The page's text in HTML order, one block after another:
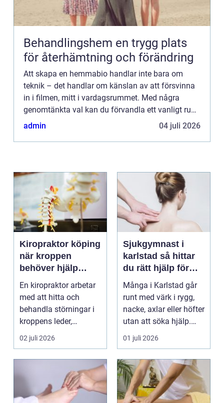
Behandlingshem en trygg plats
för återhämtning och förändring
Att skapa en hemmabio handlar inte bara om
teknik – det handlar om känslan av att försvinna
in i filmen, mitt i vardagsrummet. Med några
genomtänkta val kan du förvandla ett vanligt rum
till en plats där ljud, bil...
admin 04 juli 2026
Kiropraktor köping
när kroppen
behöver hjälp
tillbaka
En kiropraktor arbetar
med att hitta och
behandla störningar i
kroppens leder,
muskler och
02 juli 2026
Sjukgymnast i
karlstad så hittar
du rätt hjälp för
kroppen
Många i Karlstad går
runt med värk i rygg,
nacke, axlar eller höfter
utan att söka hjälp.
Andra har ...
01 juli 2026